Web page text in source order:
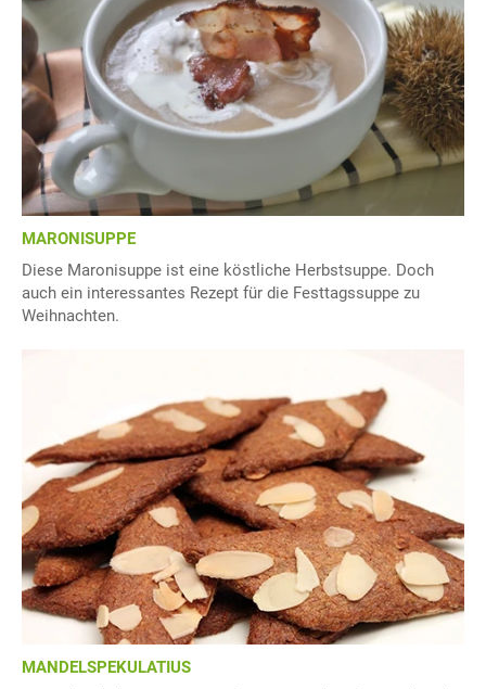
MARONISUPPE
Diese Maronisuppe ist eine köstliche Herbstsuppe. Doch
auch ein interessantes Rezept für die Festtagssuppe zu
Weihnachten.
MANDELSPEKULATIUS